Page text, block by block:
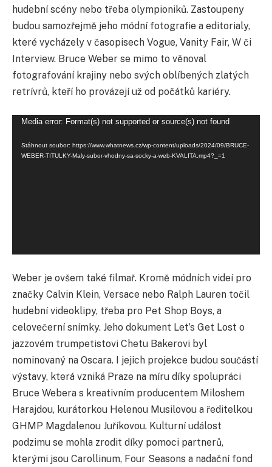
hudební scény nebo třeba olympioniků. Zastoupeny
budou samozřejmě jeho módní fotografie a editorialy,
které vycházely v časopisech Vogue, Vanity Fair, W či
Interview. Bruce Weber se mimo to věnoval
fotografování krajiny nebo svých oblíbených zlatých
retrívrů, kteří ho provázejí už od počátků kariéry.
Video
Media error: Format(s) not supported or source(s) not found
Stáhnout soubor: https://www.whatnews.cz/wp-content/uploads/2024/09/BRUCE-
WEBER-TITULKY-Maly-subor-vhodny-sa-socky-a-web-KVALITA.mp4?_=1
Weber je ovšem také filmař. Kromě módních videí pro
značky Calvin Klein, Versace nebo Ralph Lauren točil
hudební videoklipy, třeba pro Pet Shop Boys, a
celovečerní snímky. Jeho dokument Let’s Get Lost o
jazzovém trumpetistovi Chetu Bakerovi byl
nominovaný na Oscara. I jejich projekce budou součástí
výstavy, která vzniká Praze na míru díky spolupráci
Bruce Webera s kreativním producentem Miloshem
Harajdou, kurátorkou Helenou Musilovou a ředitelkou
GHMP Magdalenou Juříkovou. Kulturní událost
podzimu se mohla zrodit díky pomoci partnerů,
kterými jsou Carollinum, Four Seasons a nadační fond